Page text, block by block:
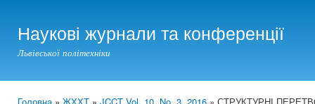
Наукові журнали та конференції
Львівської політехніки